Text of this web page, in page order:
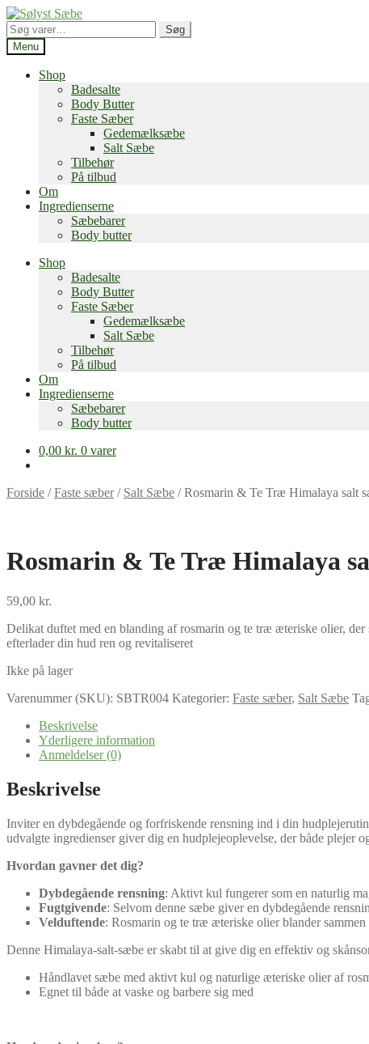
Spring
til
navigation
Spring
til
indhold
Søg
efter:
Søg
Menu
Shop
Badesalte
Body Butter
Faste Sæber
Gedemælksæbe
Salt Sæbe
Tilbehør
På tilbud
Om
Ingredienserne
Sæbebarer
Body butter
Shop
Badesalte
Body Butter
Faste Sæber
Gedemælksæbe
Salt Sæbe
Tilbehør
På tilbud
Om
Ingredienserne
Sæbebarer
Body butter
0,00 kr. 0 varer
Forside /Faste sæber/ Salt Sæbe /Rosmarin & Te Træ Himalaya salt
Rosmarin & Te Træ Himalaya
59,00 kr.
Delikat duftet med en blanding af rosmarin og te træ æteriske olier,
efterlader din hud ren og revitaliseret
Ikke på lager
Varenummer (SKU): SBTR004 Kategorier: Faste sæber, Salt Sæbe
Beskrivelse
Yderligere information
Anmeldelser (0)
Beskrivelse
Inviter en dybdegående og forfriskende rensning ind i din
udvalgte ingredienser giver dig en hudplejeoplevelse, der både plejer
Hvordan gavner det dig?
Dybdegående rensning: Aktivt kul fungerer som en naturlig
Fugtgivende: Selvom denne sæbe giver en dybdegående
Velduftende: Rosmarin og te træ æteriske olier blander
Denne Himalaya-salt-sæbe er skabt til at give dig en effektiv og
Håndlavet sæbe med aktivt kul og naturlige æteriske olier af
Egnet til både at vaske og barbere sig med